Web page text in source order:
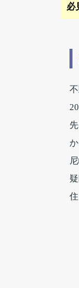
必